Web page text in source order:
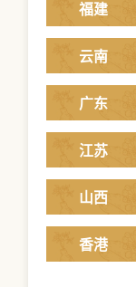
福建
云南
广东
江苏
山西
香港